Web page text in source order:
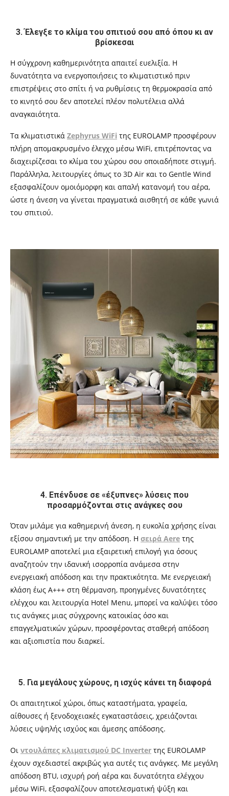
3. Έλεγξε το κλίμα του σπιτιού σου από όπου κι αν
βρίσκεσαι
Η σύγχρονη καθημερινότητα απαιτεί ευελιξία. Η
δυνατότητα να ενεργοποιήσεις το κλιματιστικό πριν
επιστρέψεις στο σπίτι ή να ρυθμίσεις τη θερμοκρασία από
το κινητό σου δεν αποτελεί πλέον πολυτέλεια αλλά
αναγκαιότητα.
Τα κλιματιστικά Zephyrus WiFi της EUROLAMP προσφέρουν
πλήρη απομακρυσμένο έλεγχο μέσω WiFi, επιτρέποντας να
διαχειρίζεσαι το κλίμα του χώρου σου οποιαδήποτε στιγμή.
Παράλληλα, λειτουργίες όπως το 3D Air και το Gentle Wind
εξασφαλίζουν ομοιόμορφη και απαλή κατανομή του αέρα,
ώστε η άνεση να γίνεται πραγματικά αισθητή σε κάθε γωνιά
του σπιτιού.
4. Επένδυσε σε «έξυπνες» λύσεις που
προσαρμόζονται στις ανάγκες σου
Όταν μιλάμε για καθημερινή άνεση, η ευκολία χρήσης είναι
εξίσου σημαντική με την απόδοση. Η σειρά Aere της
EUROLAMP αποτελεί μια εξαιρετική επιλογή για όσους
αναζητούν την ιδανική ισορροπία ανάμεσα στην
ενεργειακή απόδοση και την πρακτικότητα. Με ενεργειακή
κλάση έως A+++ στη θέρμανση, προηγμένες δυνατότητες
ελέγχου και λειτουργία Hotel Menu, μπορεί να καλύψει τόσο
τις ανάγκες μιας σύγχρονης κατοικίας όσο και
επαγγελματικών χώρων, προσφέροντας σταθερή απόδοση
και αξιοπιστία που διαρκεί.
5. Για μεγάλους χώρους, η ισχύς κάνει τη διαφορά
Οι απαιτητικοί χώροι, όπως καταστήματα, γραφεία,
αίθουσες ή ξενοδοχειακές εγκαταστάσεις, χρειάζονται
λύσεις υψηλής ισχύος και άμεσης απόδοσης.
Οι ντουλάπες κλιματισμού DC Inverter της EUROLAMP
έχουν σχεδιαστεί ακριβώς για αυτές τις ανάγκες. Με μεγάλη
απόδοση BTU, ισχυρή ροή αέρα και δυνατότητα ελέγχου
μέσω WiFi, εξασφαλίζουν αποτελεσματική ψύξη και